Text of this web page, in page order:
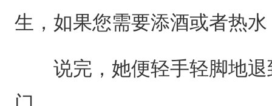
生，如果您需要添酒或者热
说完，她便轻手轻脚地退